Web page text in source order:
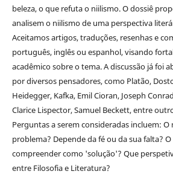
beleza, o que refuta o niilismo. O dossiê
analisem o niilismo de uma perspectiva
Aceitamos artigos, traduções, resenhas e
português, inglês ou espanhol, visando
acadêmico sobre o tema. A discussão já foi
por diversos pensadores, como Platão,
Heidegger, Kafka, Emil Cioran, Joseph
Clarice Lispector, Samuel Beckett, entre
Perguntas a serem consideradas incluem: O
problema? Depende da fé ou da sua falta?
compreender como 'solução'? Que
entre Filosofia e Literatura?